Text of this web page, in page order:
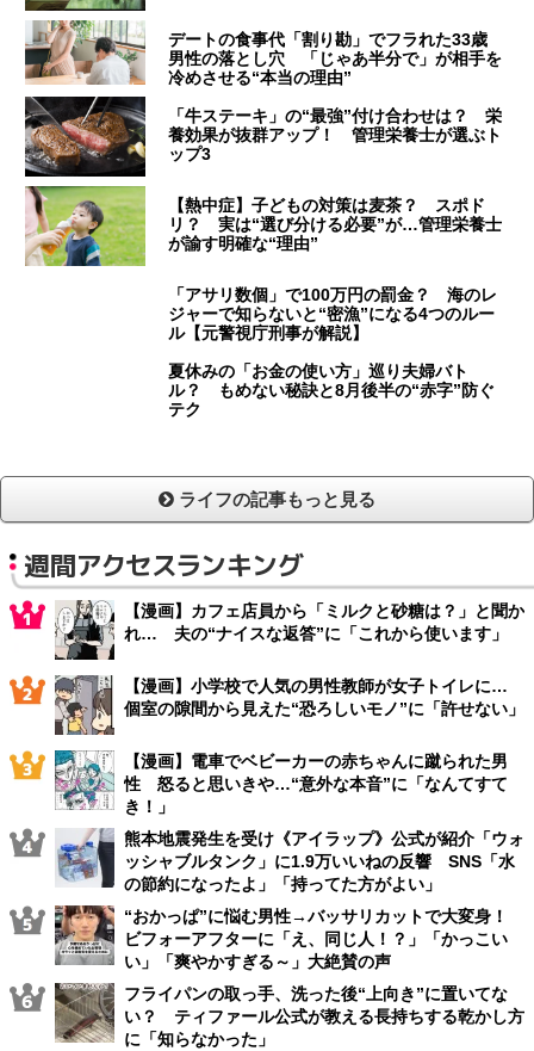
デートの食事代「割り勘」でフラれた33歳
男性の落とし穴 「じゃあ半分で」が相手を
冷めさせる“本当の理由”
「牛ステーキ」の“最強”付け合わせは？ 栄
養効果が抜群アップ！ 管理栄養士が選ぶト
ップ3
【熱中症】子どもの対策は麦茶？ スポド
リ？ 実は“選び分ける必要”が…管理栄養士
が諭す明確な“理由”
「アサリ数個」で100万円の罰金？ 海のレ
ジャーで知らないと“密漁”になる4つのルー
ル【元警視庁刑事が解説】
夏休みの「お金の使い方」巡り夫婦バト
ル？ もめない秘訣と8月後半の“赤字”防ぐ
テク
ライフの記事もっと見る
週間アクセスランキング
【漫画】カフェ店員から「ミルクと砂糖は？」と聞か
れ… 夫の“ナイスな返答”に「これから使います」
【漫画】小学校で人気の男性教師が女子トイレに…
個室の隙間から見えた“恐ろしいモノ”に「許せない」
【漫画】電車でベビーカーの赤ちゃんに蹴られた男
性 怒ると思いきや…“意外な本音”に「なんてすて
き！」
熊本地震発生を受け《アイラップ》公式が紹介「ウォ
ッシャブルタンク」に1.9万いいねの反響 SNS「水
の節約になったよ」「持ってた方がよい」
“おかっぱ”に悩む男性→バッサリカットで大変身！
ビフォーアフターに「え、同じ人！？」「かっこい
い」「爽やかすぎる～」大絶賛の声
フライパンの取っ手、洗った後“上向き”に置いてな
い？ ティファール公式が教える長持ちする乾かし方
に「知らなかった」